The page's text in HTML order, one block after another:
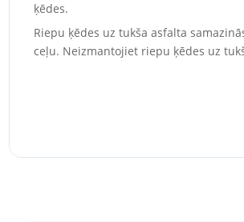
ķēdes.
Riepu ķēdes uz tukša asfalta
ceļu. Neizmantojiet riepu ķēdes uz